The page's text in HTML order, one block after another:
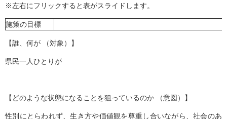
※左右にフリックすると表がスライドします。
施策の目標
【誰、何が （対象）】
県民一人ひとりが
【どのような状態になることを狙っているのか （意図）】
性別にとらわれず、生き方や価値観を尊重し合いながら、社会のあ